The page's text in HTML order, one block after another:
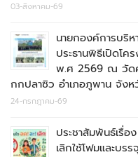
03-สิงหาคม-69
นายกองค์การบริห
ประธานพิธีเปิดโค
พ.ศ 2569 ณ วัด
กกปลาซิว อำเภอภูพาน จัง
24-กรกฎาคม-69
ประชาสัมพันธ์เรื่อ
เลิกใช้โฟมและบ